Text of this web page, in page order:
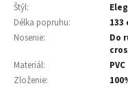
Štýl:
Délka popruhu:
133
Nosenie:
Do
Materiál:
PVC
Zloženie: